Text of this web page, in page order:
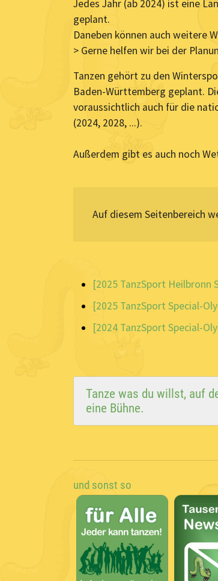
Jedes Jahr (ab 2024) ist eine
geplant.
Daneben können auch weitere
> Gerne helfen wir bei der
Tanzen gehört zu den
Baden-Württemberg geplant.
voraussichtlich auch für die
(2024, 2028, ...).
Außerdem gibt es auch noch
Auf diesem Seitenbereich
[2025 TanzSport Heilbronn
[2025 TanzSport Special-
[2024 TanzSport Special-
Tanze was du willst, auf
eine Bühne.
und sonst so